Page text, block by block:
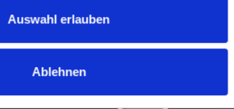
Auswahl erlauben
Ablehnen